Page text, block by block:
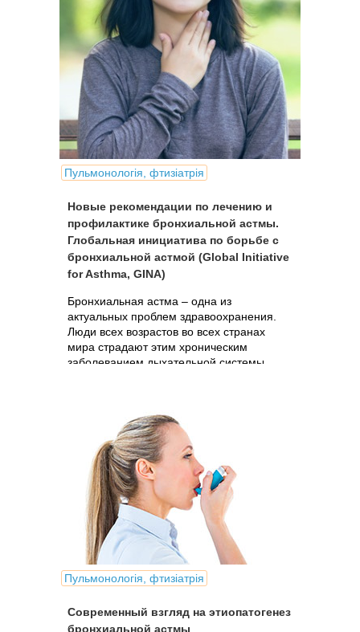
Пульмонологія, фтизіатрія
Новые рекомендации по лечению и
профилактике бронхиальной астмы.
Глобальная инициатива по борьбе с
бронхиальной астмой (Global Initiative
for Asthma, GINA)
Бронхиальная астма – одна из
актуальных проблем здравоохранения.
Люди всех возрастов во всех странах
мира страдают этим хроническим
заболеванием дыхательной системы,
Пульмонологія, фтизіатрія
Современный взгляд на этиопатогенез
бронхиальной астмы